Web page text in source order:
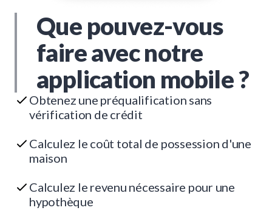
Que pouvez-vous
faire avec notre
application mobile ?
Obtenez une préqualification sans
vérification de crédit
Calculez le coût total de possession d'une
maison
Calculez le revenu nécessaire pour une
hypothèque